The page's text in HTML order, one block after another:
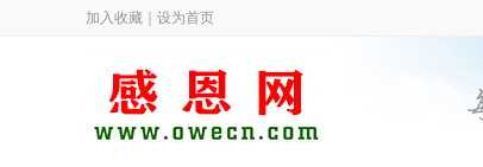
加入收藏 设为首页